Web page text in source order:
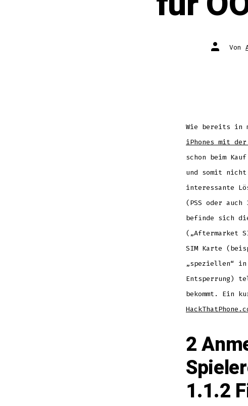
Autor
des Von
Wie bereits in
iPhones mit
schon beim
und somit
interessante
(PSS oder auch
befinde sich
(„Aftermarket
SIM Karte
„speziellen“ in
Entsperrung)
bekommt. Ein
2
1.1.2